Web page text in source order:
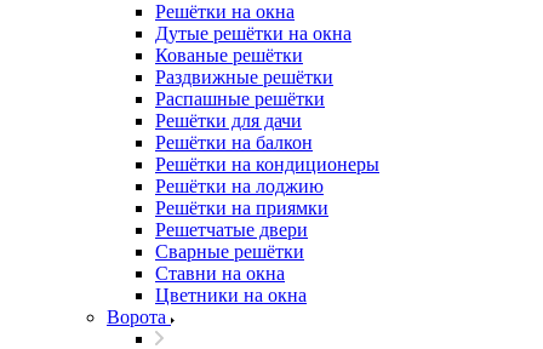
Решётки на окна
Дутые решётки на окна
Кованые решётки
Раздвижные решётки
Распашные решётки
Решётки для дачи
Решётки на балкон
Решётки на кондиционеры
Решётки на лоджию
Решётки на приямки
Решетчатые двери
Сварные решётки
Ставни на окна
Цветники на окна
Ворота